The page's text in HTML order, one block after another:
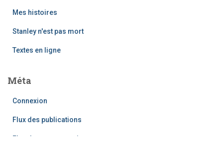
Mes histoires
Stanley n'est pas mort
Textes en ligne
Méta
Connexion
Flux des publications
Flux des commentaires